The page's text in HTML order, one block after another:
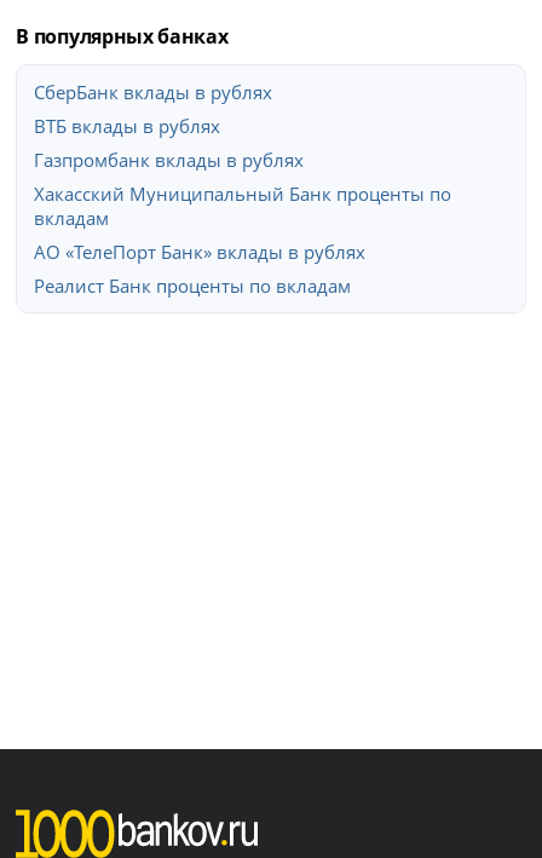
В популярных банках
СберБанк вклады в рублях
ВТБ вклады в рублях
Газпромбанк вклады в рублях
Хакасский Муниципальный Банк проценты по
вкладам
АО «ТелеПорт Банк» вклады в рублях
Реалист Банк проценты по вкладам